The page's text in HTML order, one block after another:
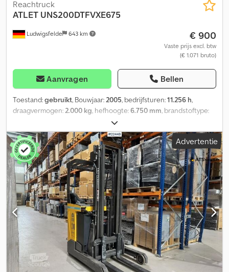
Ludwigsfelde 643 km
Reachtruck
ATLET UNS200DTFVXE675
€ 900
Vaste prijs excl. btw
(€ 1.071 bruto)
Aanvragen Bellen
Toestand:gebruikt, Bouwjaar: 2005, bedrijfsturen:11.256 h,
draagvermogen: 2.000 kg , hefhoogte:6.750 mm , brandstoftype:
, bouwhoogte:
leeggewicht:3.590 kg, totale lengte:1.950 mm, eerste registratie:
01/2005, maximaal laadgewicht:2.000 kg, bandenmaten:BA,
Uitrusting:voorste aftakas, 4e ventiel (4e hydraulische functie)
Zijverschuiver (sideshift) Meer dan 200 heftrucks op onze
homepage! unilift(dot)de &lt Cedetc S Dzspfx Anijha
Advertentie